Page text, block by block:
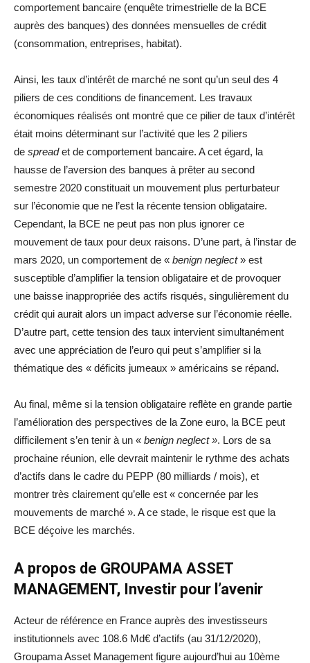
comportement bancaire (enquête trimestrielle de la BCE
auprès des banques) des données mensuelles de crédit
(consommation, entreprises, habitat).
Ainsi, les taux d’intérêt de marché ne sont qu’un seul des 4
piliers de ces conditions de financement. Les travaux
économiques réalisés ont montré que ce pilier de taux d’intérêt
était moins déterminant sur l’activité que les 2 piliers
de spreadet de comportement bancaire. A cet égard, la
hausse de l’aversion des banques à prêter au second
semestre 2020 constituait un mouvement plus perturbateur
sur l’économie que ne l’est la récente tension obligataire.
Cependant, la BCE ne peut pas non plus ignorer ce
mouvement de taux pour deux raisons. D’une part, à l’instar de
mars 2020, un comportement de « benign neglect» est
susceptible d’amplifier la tension obligataire et de provoquer
une baisse inappropriée des actifs risqués, singulièrement du
crédit qui aurait alors un impact adverse sur l’économie réelle.
D’autre part, cette tension des taux intervient simultanément
avec une appréciation de l’euro qui peut s’amplifier si la
thématique des « déficits jumeaux » américains se répand.
Au final, même si la tension obligataire reflète en grande partie
l’amélioration des perspectives de la Zone euro, la BCE peut
difficilement s’en tenir à un « benign neglect ». Lors de sa
prochaine réunion, elle devrait maintenir le rythme des achats
d’actifs dans le cadre du PEPP (80 milliards / mois), et
montrer très clairement qu’elle est « concernée par les
mouvements de marché ». A ce stade, le risque est que la
BCE déçoive les marchés.
A propos de GROUPAMA ASSET
MANAGEMENT, Investir pour l’avenir
Acteur de référence en France auprès des investisseurs
institutionnels avec 108.6 Md€ d’actifs (au 31/12/2020),
Groupama Asset Management figure aujourd’hui au 10ème